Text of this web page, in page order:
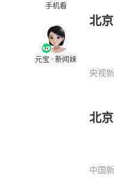
手机看
元宝 · 新闻妹
北
央视
北
中国